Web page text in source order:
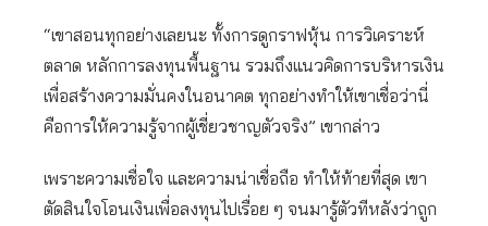
“เขาสอนทุกอย่างเลยนะ ทั้งการดูกราฟหุ้น การวิเคราะห์
ตลาด หลักการลงทุนพื้นฐาน รวมถึงแนวคิดการบริหารเงิน
เพื่อสร้างความมั่นคงในอนาคต ทุกอย่างทำให้เขาเชื่อว่านี่
คือการให้ความรู้จากผู้เชี่ยวชาญตัวจริง” เขากล่าว
เพราะความเชื่อใจ และความน่าเชื่อถือ ทำให้ท้ายที่สุด เขา
ตัดสินใจโอนเงินเพื่อลงทุนไปเรื่อย ๆ จนมารู้ตัวทีหลังว่าถูก